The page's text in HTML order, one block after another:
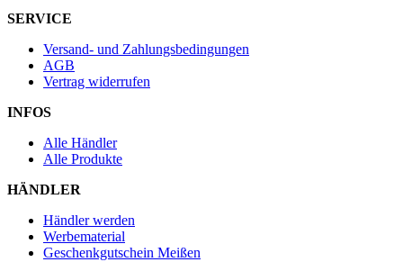
SERVICE
Versand- und Zahlungsbedingungen
AGB
Vertrag widerrufen
INFOS
Alle Händler
Alle Produkte
HÄNDLER
Händler werden
Werbematerial
Geschenkgutschein Meißen